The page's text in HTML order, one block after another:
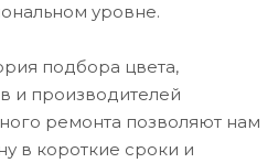
уровне.
подбора цвета,
и производителей
ремонта позволяют нам
в короткие сроки и